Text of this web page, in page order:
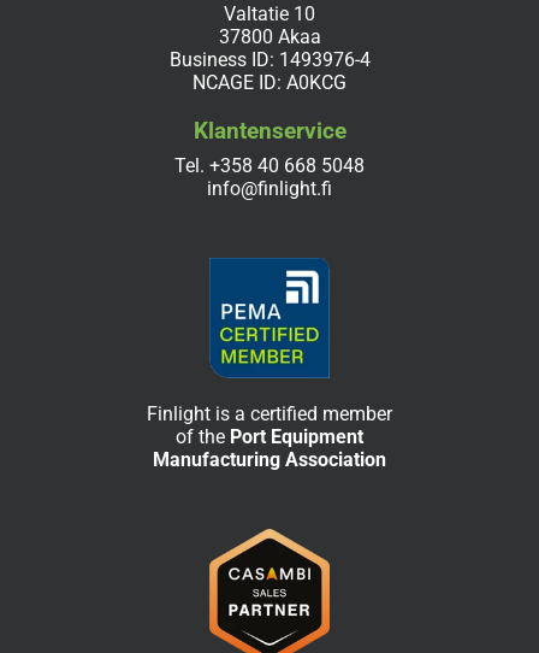
Valtatie 10
37800 Akaa
Business ID: 1493976-4
NCAGE ID: A0KCG
Klantenservice
Tel. +358 40 668 5048
info@finlight.fi
Finlight is a certified member
of the Port Equipment
Manufacturing Association